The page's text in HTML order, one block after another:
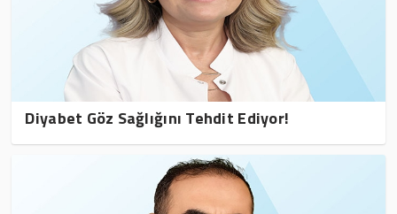
Diyabet Göz Sağlığını Tehdit Ediyor!